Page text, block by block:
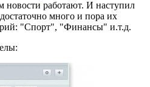
новости работают. И наступил
много и пора их
"Спорт", "Финансы" и.т.д.